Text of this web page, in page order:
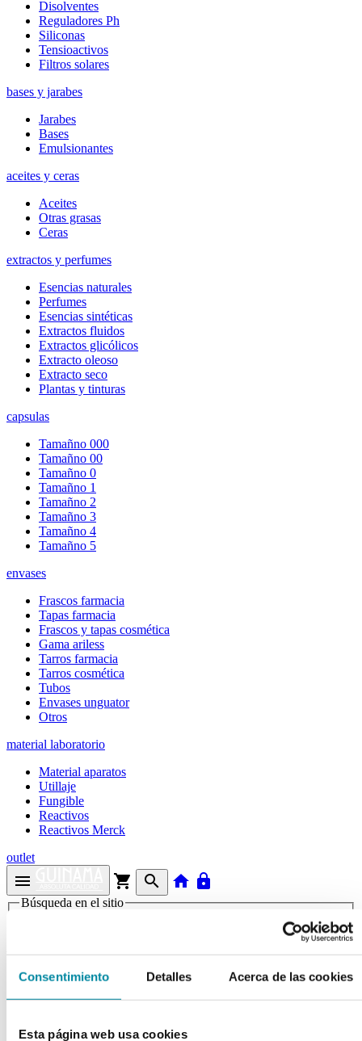
Consentimiento Detalles Acerca de las cookies
Esta página web usa cookies
Disolventes
Reguladores Ph
Siliconas
Tensioactivos
Filtros solares
bases y jarabes
Jarabes
Bases
Emulsionantes
aceites y ceras
Aceites
Otras grasas
Ceras
extractos y perfumes
Esencias naturales
Perfumes
Esencias sintéticas
Extractos fluidos
Extractos glicólicos
Extracto oleoso
Extracto seco
Plantas y tinturas
capsulas
Tamañno 000
Tamañno 00
Tamañno 0
Tamañno 1
Tamañno 2
Tamañno 3
Tamañno 4
Tamañno 5
envases
Frascos farmacia
Tapas farmacia
Frascos y tapas cosmética
Gama ariless
Tarros farmacia
Tarros cosmética
Tubos
Envases unguator
Otros
material laboratorio
Material aparatos
Utillaje
Fungible
Reactivos
Reactivos Merck
outlet
menu shopping_cart search home lock
Búsqueda en el sitio
Inicio >>
EJE 200ml
arrow_back